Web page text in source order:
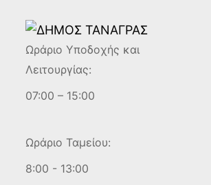
Ωράριο Υποδοχής και
Λειτουργίας:
07:00 – 15:00
Ωράριο Ταμείου:
8:00 - 13:00